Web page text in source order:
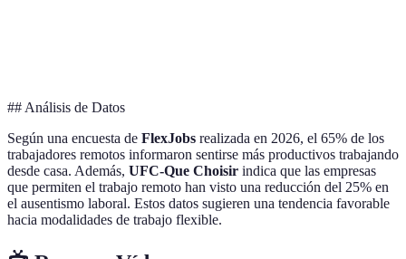
## Análisis de Datos
Según una encuesta de FlexJobs realizada en 2026, el 65% de los
trabajadores remotos informaron sentirse más productivos trabajando
desde casa. Además, UFC-Que Choisir indica que las empresas
que permiten el trabajo remoto han visto una reducción del 25% en
el ausentismo laboral. Estos datos sugieren una tendencia favorable
hacia modalidades de trabajo flexible.